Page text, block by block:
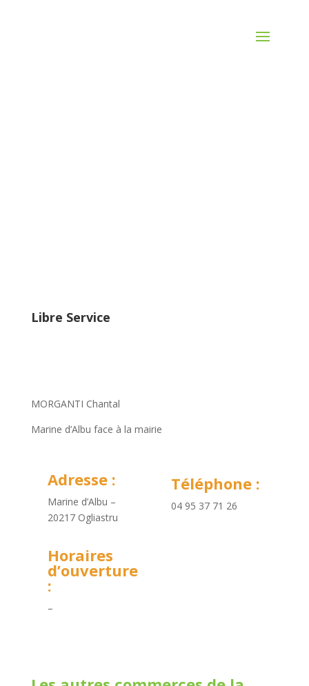
Libre Service
MORGANTI Chantal
Marine d’Albu face à la mairie
Adresse :
Marine d’Albu –
20217 Ogliastru
Téléphone :
04 95 37 71 26
Horaires
d’ouverture
:
–